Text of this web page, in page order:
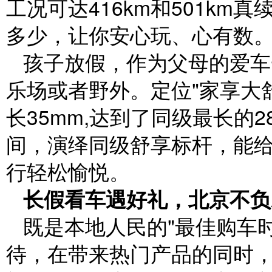
工况可达416km和501km真
多少，让你安心玩、心有数
孩子放假，作为父母的爱
乐场或者野外。定位"家享
长35mm,达到了同级最长的
间，演绎同级舒享标杆，能
行轻松愉悦。
长假看车遇好礼，北京不
既是本地人民的"最佳购车
待，在带来热门产品的同时